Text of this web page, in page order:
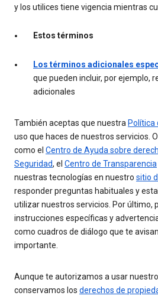
y los utilices tiene vigencia mientras
Estos términos
Los términos adicionales
que pueden incluir, por ejemplo,
adicionales
También aceptas que nuestra Política
uso que haces de nuestros servicios.
como el Centro de Ayuda sobre
Seguridad, el Centro de Transparencia
nuestras tecnologías en nuestro sitio
responder preguntas habituales y
utilizar nuestros servicios. Por último,
instrucciones específicas y
como cuadros de diálogo que te
importante.
Aunque te autorizamos a usar
conservamos los derechos de